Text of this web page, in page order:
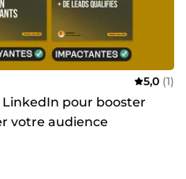
5,0 (1)
LinkedIn pour booster
votre audience